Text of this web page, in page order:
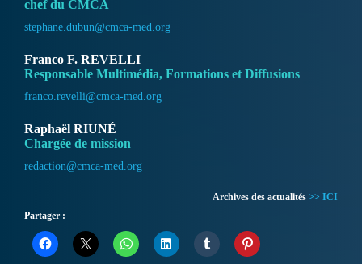
chef du CMCA
stephane.dubun@cmca-med.org
Franco F. REVELLI
Responsable Multimédia, Formations et Diffusions
franco.revelli@cmca-med.org
Raphaël RIUNÉ
Chargée de mission
redaction@cmca-med.org
Archives des actualités >> ICI
Partager :